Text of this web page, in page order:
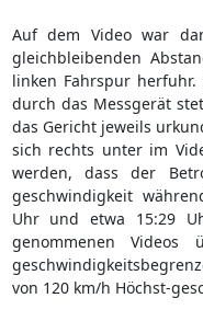
Auf dem Video war
gleichbleibenden
linken Fahrspur
durch das Messgerät
das Gericht jeweils
sich rechts unter im
werden, dass der
geschwindigkeit
Uhr und etwa 15:29
genommenen
von 120 km/h Höchst-